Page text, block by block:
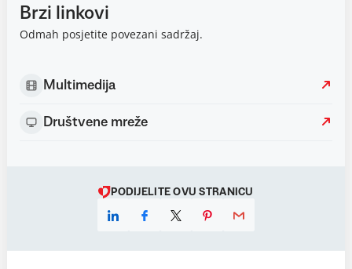
Brzi linkovi
Odmah posjetite povezani sadržaj.
Multimedija
Društvene mreže
PODIJELITE OVU STRANICU